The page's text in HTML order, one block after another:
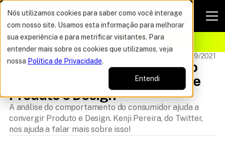
Nós utilizamos cookies para saber como você interage
com nosso site. Usamos esta informação para melhorar
sua experiência e para metrificar visitantes. Para
entender mais sobre os cookies que utilizamos, veja
nossa Política de Privacidade.
Entendi
OFERTA DO ANO VAGAS POR TEMPO LIMITADO
Atualizado 28/09/2021
Análise do comportamento do
consumidor e integração entre
Produto e Design
A análise do comportamento do consumidor ajuda a
convergir Produto e Design. Kenji Pereira, do Twitter,
nos ajuda a falar mais sobre isso!